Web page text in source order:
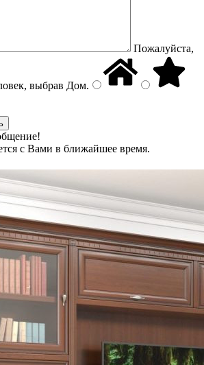
Пожалуйста,
выбрав Дом.
с Вами в ближайшее время.